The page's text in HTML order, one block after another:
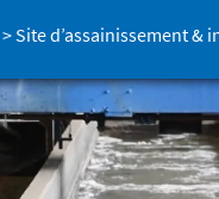
>Site d’assainissement &